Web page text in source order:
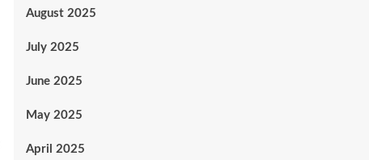
August 2025
July 2025
June 2025
May 2025
April 2025